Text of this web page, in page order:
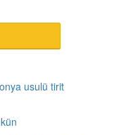
usulü tirit